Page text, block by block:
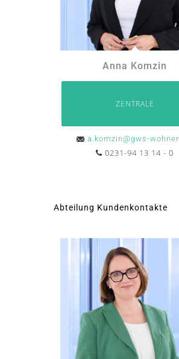
Anna Komzin
ZENTRALE
a.komzin@gws-
0231-94 13 14 - 0
Abteilung Kundenkontakte